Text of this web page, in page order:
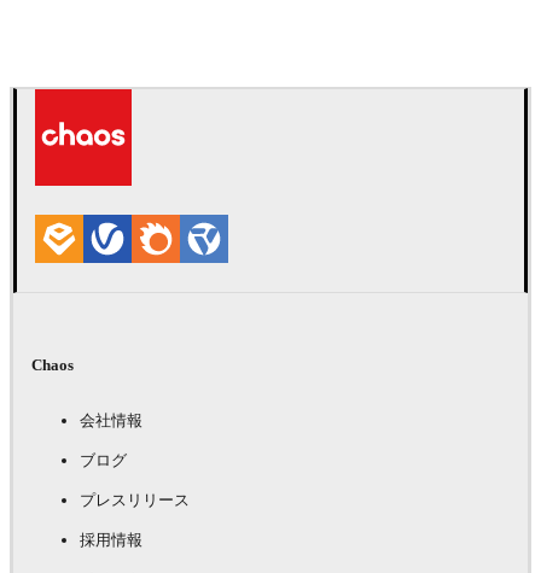
Chaos
会社情報
ブログ
プレスリリース
採用情報